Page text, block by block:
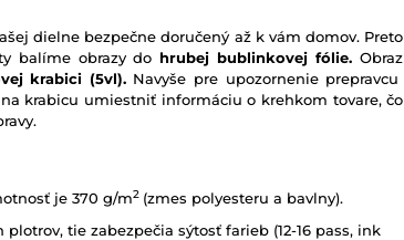
dielne bezpečne doručený až k vám domov. Preto
balíme obrazy do hrubej bublinkovej fólie. Obraz
krabici (5vl).Navyše pre upozornenie prepravcu
krabicu umiestniť informáciu o krehkom tovare, čo
je 370 g/m2 (zmes polyesteru a bavlny).
tie zabezpečia sýtosť farieb (12-16 pass, ink